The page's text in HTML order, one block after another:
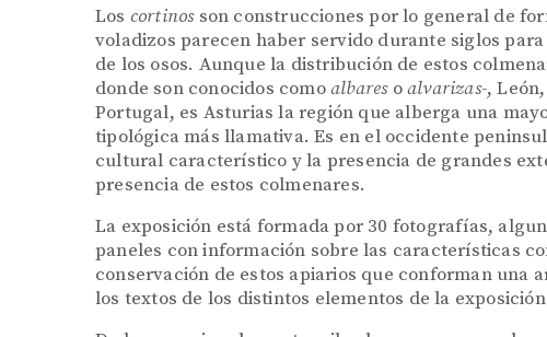
Los cortinosson construcciones por lo general de
voladizos parecen haber servido durante siglos
de los osos. Aunque la distribución de estos
donde son conocidos comoalbaresoalvarizas-,
Portugal, es Asturias la región que alberga una
tipológica más llamativa. Es en el occidente
cultural característico y la presencia de grandes
presencia de estos colmenares.
La exposición está formada por 30 fotografías,
paneles con información sobre las características
conservación de estos apiarios que conforman una
los textos de los distintos elementos de la